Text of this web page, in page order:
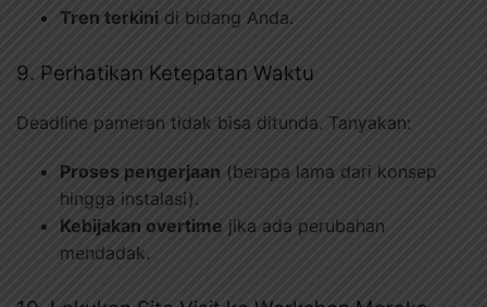
Tren terkini di bidang Anda.
9. Perhatikan Ketepatan Waktu
Deadline pameran tidak bisa ditunda. Tanyakan:
Proses pengerjaan (berapa lama dari konsep
hingga instalasi).
Kebijakan overtime jika ada perubahan
mendadak.